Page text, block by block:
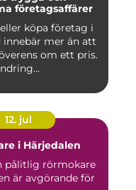
företagsaffärer
köpa företag i
innebär mer än att
om ett pris.
12. jul
i Härjedalen
pålitlig rörmokare
är avgörande för